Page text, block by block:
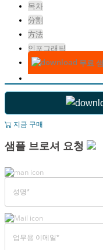
목차
分割
方法
인포그래픽
무료
지금 구매
샘플 브로셔 요청